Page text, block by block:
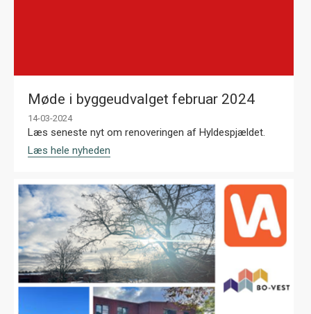
Møde i byggeudvalget februar 2024
14-03-2024
Læs seneste nyt om renoveringen af Hyldespjældet.
Læs hele nyheden